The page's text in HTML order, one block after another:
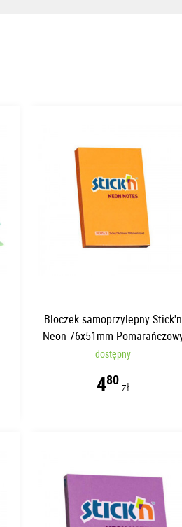
Bloczek samoprzylepny Stick'n
Neon 76x51mm
dostępny
480zł